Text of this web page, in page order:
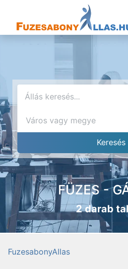
FÜZES -
2 darab
FuzesabonyAllas